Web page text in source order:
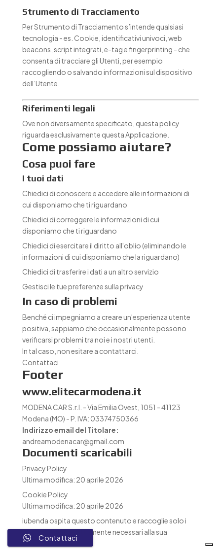
Strumento di Tracciamento
Per Strumento di Tracciamento s’intende qualsiasi
tecnologia - es. Cookie, identificativi univoci, web
beacons, script integrati, e-tag e fingerprinting - che
consenta di tracciare gli Utenti, per esempio
raccogliendo o salvando informazioni sul dispositivo
dell’Utente.
Riferimenti legali
Ove non diversamente specificato, questa policy
riguarda esclusivamente questa Applicazione.
Come possiamo aiutare?
Cosa puoi fare
I tuoi dati
Chiedici di conoscere e accedere alle informazioni di
cui disponiamo che ti riguardano
Chiedici di correggere le informazioni di cui
disponiamo che ti riguardano
Chiedici di esercitare il diritto all'oblio (eliminando le
informazioni di cui disponiamo che la riguardano)
Chiedici di trasferire i dati a un altro servizio
Gestisci le tue preferenze sulla privacy
In caso di problemi
Benché ci impegniamo a creare un'esperienza utente
positiva, sappiamo che occasionalmente possono
verificarsi problemi tra noi e i nostri utenti.
In tal caso, non esitare a contattarci.
Contattaci
Footer
www.elitecarmodena.it
MODENA CAR S.r.l. - Via Emilia Ovest, 1051 - 41123
Modena (MO) - P. IVA: 03374750366
Indirizzo email del Titolare:
andreamodenacar@gmail.com
Documenti scaricabili
Privacy Policy
Ultima modifica: 20 aprile 2026
Cookie Policy
Ultima modifica: 20 aprile 2026
iubenda ospita questo contenuto e raccoglie soloi
Dati Personali strettamente necessari alla sua
fornitura.
Contattaci